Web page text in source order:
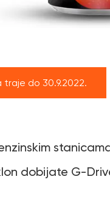
traje do 30.9.2022.
dobijate G-